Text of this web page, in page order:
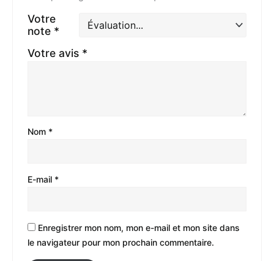
Votre
note *
Votre avis *
Nom *
E-mail *
Enregistrer mon nom, mon e-mail et mon site dans
le navigateur pour mon prochain commentaire.